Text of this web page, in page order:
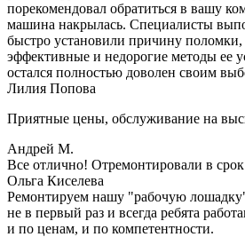
порекомендовал обратиться в вашу
машина накрылась. Специалисты
быстро установили причину
эффективные и недорогие методы ее
остался полностью доволен своим
Лилия Попова
Приятные цены, обслуживание на
Андрей М.
Все отлично! Отремонтировали в
Ольга Киселева
Ремонтируем нашу "рабочую
не в первый раз и всегда ребята
и по ценам, и по компетентности.